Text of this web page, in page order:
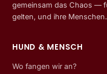
gemeinsam das Chaos —
gelten, und ihre Menschen.
HUND & MENSCH
Wo fangen wir an?